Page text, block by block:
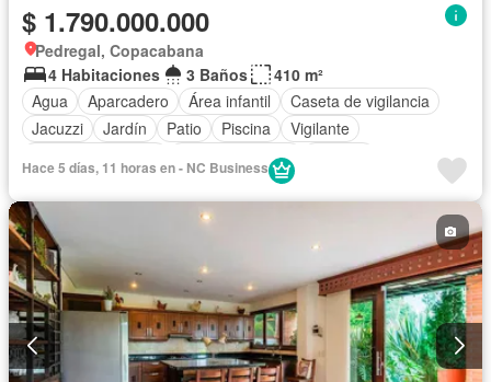
$ 1.790.000.000
Pedregal, Copacabana
4 Habitaciones
3 Baños
410 m²
Agua
Aparcadero Área infantil
Caseta de vigilancia
Jacuzzi
Jardín Patio Piscina
Vigilante
Tanque de agua
Hace 5 días, 11 horas en - NC Business